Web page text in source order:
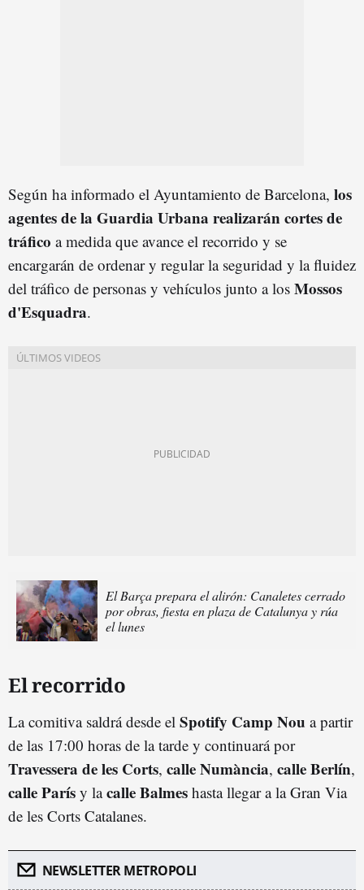
Según ha informado el Ayuntamiento de Barcelona, los
agentes de la Guardia Urbana realizaráncortes de
tráfico a medida que avance el recorrido y se
encargarán de ordenar y regular la seguridad y la fluidez
del tráfico de personas y vehículos junto a los Mossos
d'Esquadra.
El Barça prepara el alirón: Canaletes cerrado
por obras, fiesta en plaza de Catalunya y rúa
el lunes
El recorrido
La comitiva saldrá desde el Spotify Camp Nou a partir
de las 17:00 horas de la tarde y continuará por
Travessera de les Corts, calle Numància, calle Berlín,
calle París y lacalle Balmes hasta llegar a la Gran Via
de les Corts Catalanes.
NEWSLETTER METROPOLI